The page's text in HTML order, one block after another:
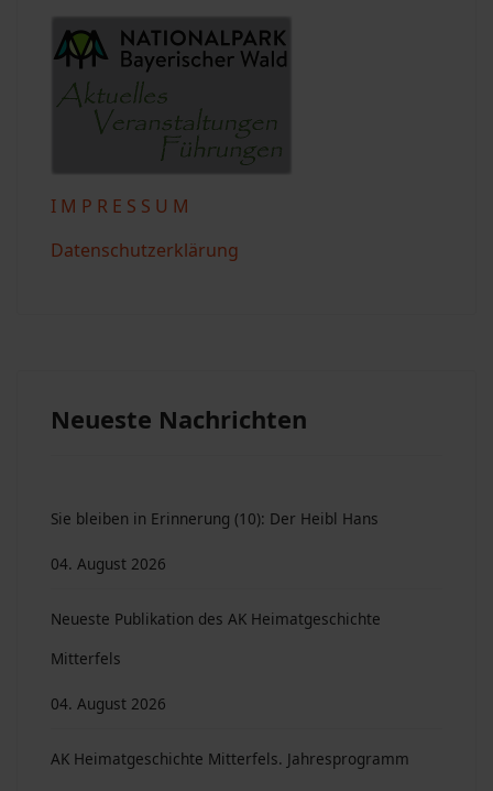
I M P R E S S U M
Datenschutzerklärung
Neueste Nachrichten
Sie bleiben in Erinnerung (10): Der Heibl Hans
04. August 2026
Neueste Publikation des AK Heimatgeschichte
Mitterfels
04. August 2026
AK Heimatgeschichte Mitterfels. Jahresprogramm